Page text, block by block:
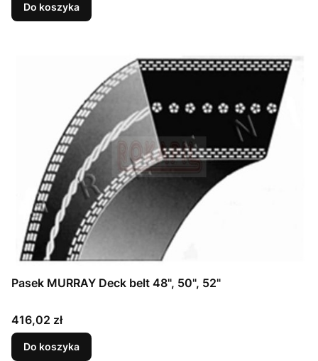
Do koszyka
Pasek MURRAY Deck belt 48", 50", 52"
Cena
416,02 zł
Do koszyka